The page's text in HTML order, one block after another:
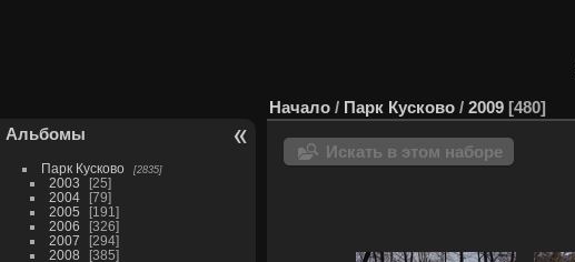
Альбомы
Парк Кусково 2835
2003
25
2004
79
2005
191
2006
326
2007
294
2008
385
Начало / Парк Кусково / 2009 480
Искать в этом наборе